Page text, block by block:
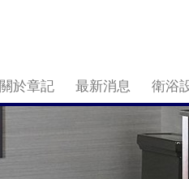
關於章記 最新消息 衛浴